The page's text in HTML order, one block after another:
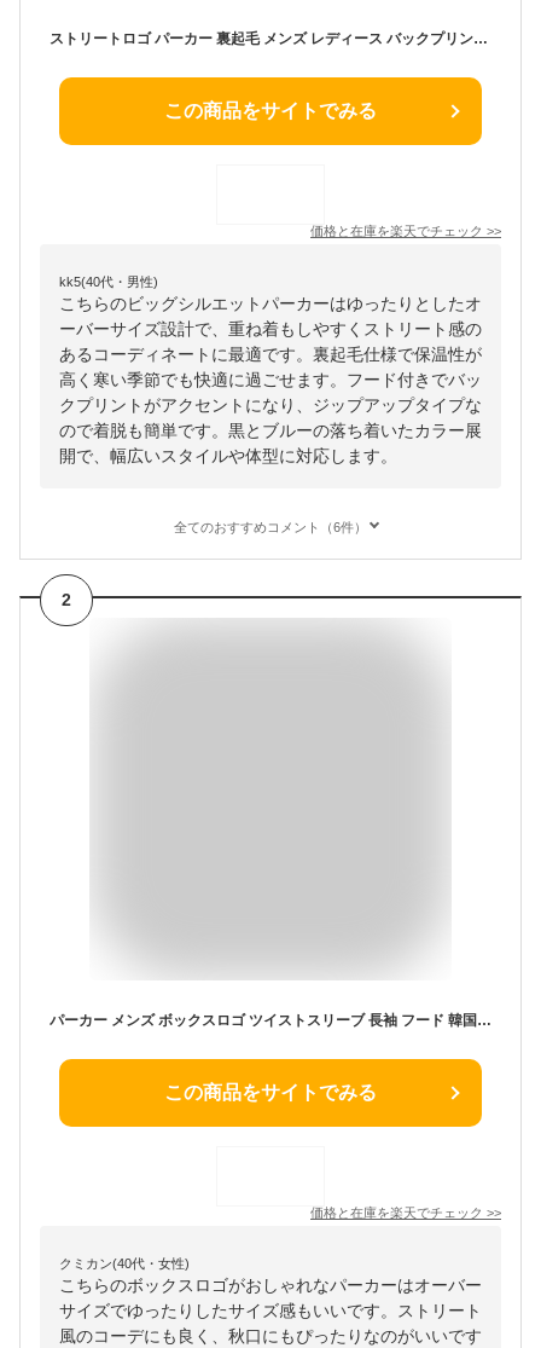
ストリートロゴ パーカー 裏起毛 メンズ レディース バックプリント ビッグパーカー フード付きパーカー ジップアップパーカー 黒 ブルー 韓国ファッション ゆったり オーバーサイズ ビッグシルエット 韓国 ストリートファッション 大きいサイズ
この商品をサイトでみる
価格と在庫を楽天でチェック >>
kk5(40代・男性)
こちらのビッグシルエットパーカーはゆったりとしたオ
ーバーサイズ設計で、重ね着もしやすくストリート感の
あるコーディネートに最適です。裏起毛仕様で保温性が
高く寒い季節でも快適に過ごせます。フード付きでバッ
クプリントがアクセントになり、ジップアップタイプな
ので着脱も簡単です。黒とブルーの落ち着いたカラー展
開で、幅広いスタイルや体型に対応します。
全てのおすすめコメント（6件）
2
パーカー メンズ ボックスロゴ ツイストスリーブ 長袖 フード 韓国ファッション スウェット トレーナー 大きいサイズ ビッグパーカー スエット プルパーカー おしゃれ かっこいい ストリート 韓国 ゆったり 薄手 オーバーサイズ 黒 白 ベージュ グレー
この商品をサイトでみる
価格と在庫を楽天でチェック >>
クミカン(40代・女性)
こちらのボックスロゴがおしゃれなパーカーはオーバー
サイズでゆったりしたサイズ感もいいです。ストリート
風のコーデにも良く、秋口にもぴったりなのがいいです